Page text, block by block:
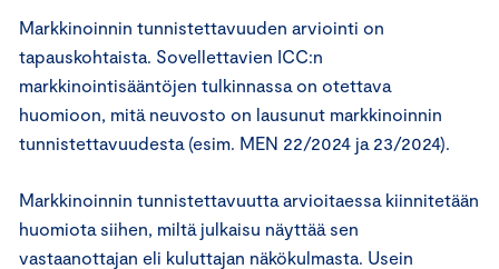
Markkinoinnin tunnistettavuuden arviointi on
tapauskohtaista. Sovellettavien ICC:n
markkinointisääntöjen tulkinnassa on otettava
huomioon, mitä neuvosto on lausunut markkinoinnin
tunnistettavuudesta (esim. MEN 22/2024 ja 23/2024).
Markkinoinnin tunnistettavuutta arvioitaessa kiinnitetään
huomiota siihen, miltä julkaisu näyttää sen
vastaanottajan eli kuluttajan näkökulmasta. Usein